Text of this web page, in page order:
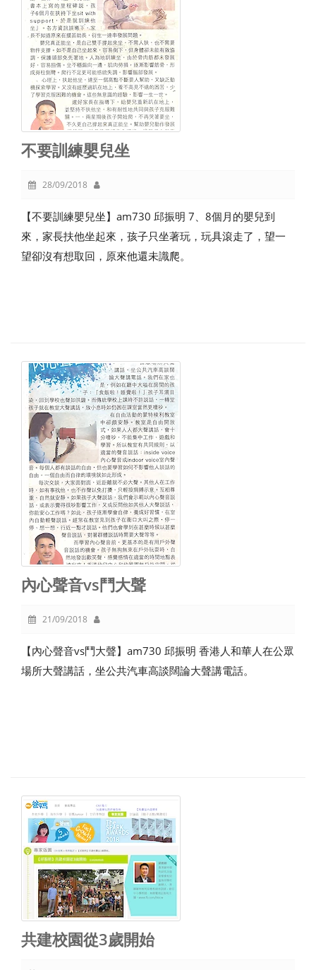
不要訓練嬰兒坐
28/09/2018
【不要訓練嬰兒坐】am730 邱振明 7、8個月的嬰兒到
來，家長扶他坐起來，孩子只坐著玩，玩具滾走了，望一
望卻沒有想取回，原來他還未識爬。
內心聲音vs鬥大聲
21/09/2018
【內心聲音vs鬥大聲】am730 邱振明 香港人和華人在公眾
場所大聲講話，坐公共汽車高談闊論大聲講電話。
共建校園從3歲開始